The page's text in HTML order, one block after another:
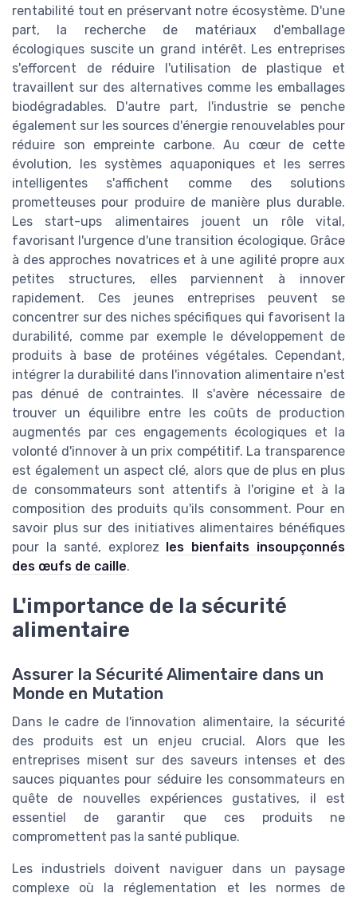
rentabilité tout en préservant notre écosystème. D'une
part, la recherche de matériaux d'emballage
écologiques suscite un grand intérêt. Les entreprises
s'efforcent de réduire l'utilisation de plastique et
travaillent sur des alternatives comme les emballages
biodégradables. D'autre part, l'industrie se penche
également sur les sources d'énergie renouvelables pour
réduire son empreinte carbone. Au cœur de cette
évolution, les systèmes aquaponiques et les serres
intelligentes s'affichent comme des solutions
prometteuses pour produire de manière plus durable.
Les start-ups alimentaires jouent un rôle vital,
favorisant l'urgence d'une transition écologique. Grâce
à des approches novatrices et à une agilité propre aux
petites structures, elles parviennent à innover
rapidement. Ces jeunes entreprises peuvent se
concentrer sur des niches spécifiques qui favorisent la
durabilité, comme par exemple le développement de
produits à base de protéines végétales. Cependant,
intégrer la durabilité dans l'innovation alimentaire n'est
pas dénué de contraintes. Il s'avère nécessaire de
trouver un équilibre entre les coûts de production
augmentés par ces engagements écologiques et la
volonté d'innover à un prix compétitif. La transparence
est également un aspect clé, alors que de plus en plus
de consommateurs sont attentifs à l'origine et à la
composition des produits qu'ils consomment. Pour en
savoir plus sur des initiatives alimentaires bénéfiques
pour la santé, explorez les bienfaits insoupçonnés
des œufs de caille.
L'importance de la sécurité
alimentaire
Assurer la Sécurité Alimentaire dans un
Monde en Mutation
Dans le cadre de l'innovation alimentaire, la sécurité
des produits est un enjeu crucial. Alors que les
entreprises misent sur des saveurs intenses et des
sauces piquantes pour séduire les consommateurs en
quête de nouvelles expériences gustatives, il est
essentiel de garantir que ces produits ne
compromettent pas la santé publique.
Les industriels doivent naviguer dans un paysage
complexe où la réglementation et les normes de